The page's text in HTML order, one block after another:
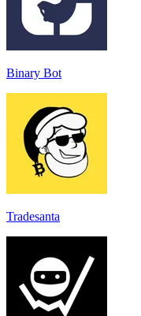
Binary Bot
Tradesanta